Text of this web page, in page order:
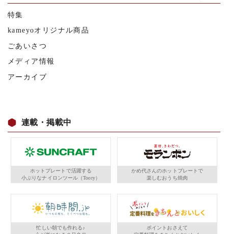
特集
kameyoオリジナル商品
ごあいさつ
メディア情報
アーカイブ
連載・掲載中
ホットプレートで活躍する
小ぶりなナイロンツール（Toory）
かめ代さんのホットプレートで
楽しむおうち焼肉
忙しい朝でも作れる♪
ポイントおさえて